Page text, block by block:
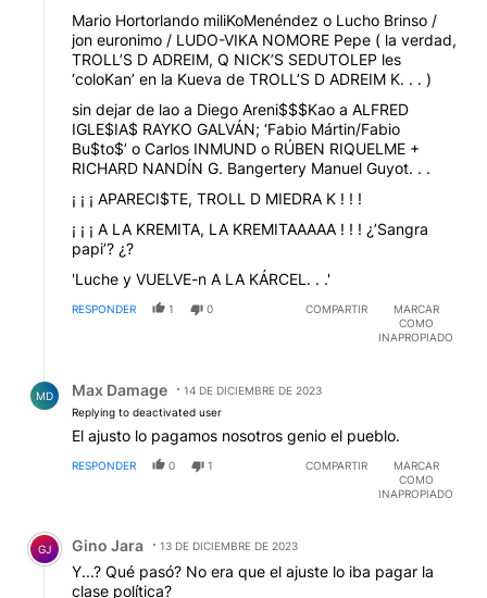
Mario Hortorlando miliKoMenéndez o Lucho Brinso /
jon euronimo / LUDO-VIKA NOMORE Pepe ( la verdad,
TROLL’S D ADREIM, Q NICK’S SEDUTOLEP les
‘coloKan’ en la Kueva de TROLL’S D ADREIM K. . . )
sin dejar de lao a Diego Areni$$$Kao a ALFRED
IGLE$IA$ RAYKO GALVÁN; ‘Fabio Mártin/Fabio
Bu$to$’ o Carlos INMUND o RÚBEN RIQUELME +
RICHARD NANDÍN G. Bangertery Manuel Guyot. . .
¡ ¡ ¡ APARECI$TE, TROLL D MIEDRA K ! ! !
¡ ¡ ¡ A LA KREMITA, LA KREMITAAAAA ! ! ! ¿’Sangra
papi’? ¿?
'Luche y VUELVE-n A LA KÁRCEL. . .'
RESPONDER 1 0 COMPARTIR
MARCAR
COMO
INAPROPIADO
MD Max Damage
14 DE DICIEMBRE DE 2023
Replying to deactivated user
El ajusto lo pagamos nosotros genio el pueblo.
RESPONDER 0 1 COMPARTIR
MARCAR
COMO
INAPROPIADO
Comentario de Gino Jara.
GJ Gino Jara 13 DE DICIEMBRE DE 2023
Y...? Qué pasó? No era que el ajuste lo iba pagar la
clase política?